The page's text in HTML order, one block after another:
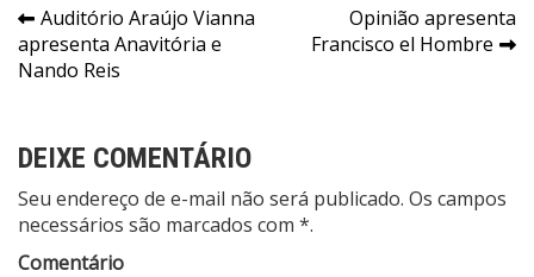
Navegação
de
Auditório Araújo Vianna
apresenta Anavitória e
Nando Reis
Opinião apresenta
Francisco el Hombre
DEIXE COMENTÁRIO
Seu endereço de e-mail não será publicado. Os campos
necessários são marcados com *.
Comentário